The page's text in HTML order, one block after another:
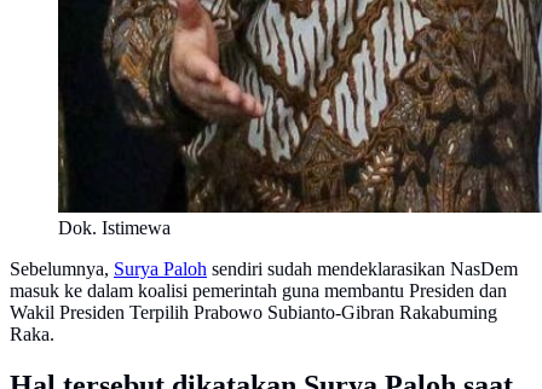
Dok. Istimewa
Sebelumnya, Surya Paloh sendiri sudah mendeklarasikan NasDem
masuk ke dalam koalisi pemerintah guna membantu Presiden dan
Wakil Presiden Terpilih Prabowo Subianto-Gibran Rakabuming
Raka.